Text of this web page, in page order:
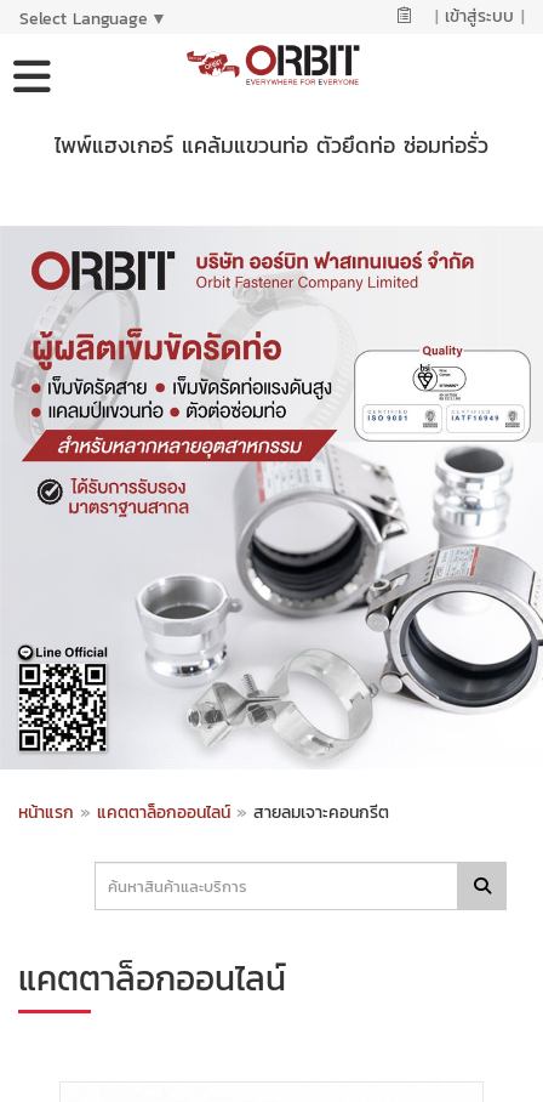
Select Language ▼ | เข้าสู่ระบบ |
ไพพ์แฮงเกอร์ แคล้มแขวนท่อ ตัวยึดท่อ ซ่อมท่อรั่ว
หน้าแรก » แคตตาล็อกออนไลน์ » สายลมเจาะคอนกรีต
แคตตาล็อกออนไลน์